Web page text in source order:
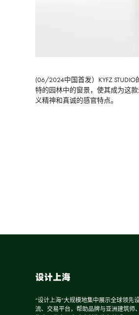
(06/2024中国首发）KYFZ
特的园林中的窗景，使其成为这款
义精神和真诚的感官特点。
设计上海
“设计上海”大规模地集中展示全球领先
流、交易平台，帮助品牌与亚洲建筑师